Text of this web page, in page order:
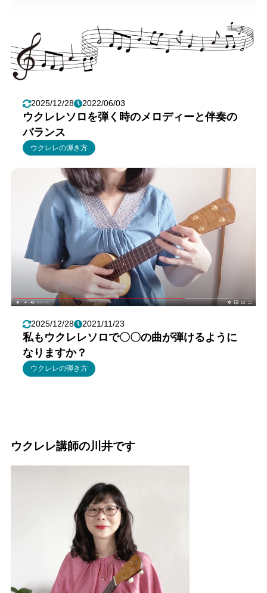
2025/12/28 2022/06/03
ウクレレソロを弾く時のメロディーと伴奏の
バランス
ウクレレの弾き方
2025/12/28 2021/11/23
私もウクレレソロで〇〇の曲が弾けるように
なりますか？
ウクレレの弾き方
ウクレレ講師の川井です